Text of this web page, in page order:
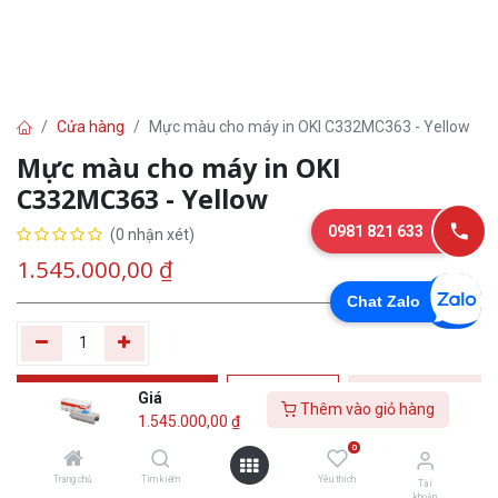
Giá
1.545.000,00 ₫
Thêm vào giỏ hàng
Trang chủ Tìm kiếm
0
Yêu thích
Tài
Cửa hàng Mực màu cho máy in OKI C332MC363 - Yellow
Mực màu cho máy in OKI
C332MC363 - Yellow
(0 nhận xét)
1.545.000,00 ₫
Thêm vào giỏ
hàng
Tư
vấn
Mua
ngay
Yêu thích
Chat Zalo
0981 821 633